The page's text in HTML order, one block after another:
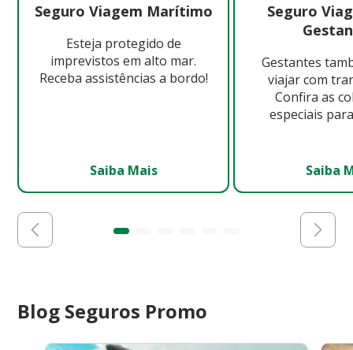
Seguro Viagem Marítimo
Esteja protegido de
imprevistos em alto mar.
Receba assistências a bordo!
Saiba Mais
Seguro
Gestantes
viajar com
Confira as
especiais
Saiba
Blog Seguros Promo